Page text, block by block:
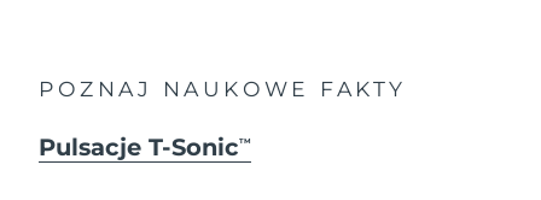
POZNAJ NAUKOWE FAKTY
Pulsacje T-SonicTM